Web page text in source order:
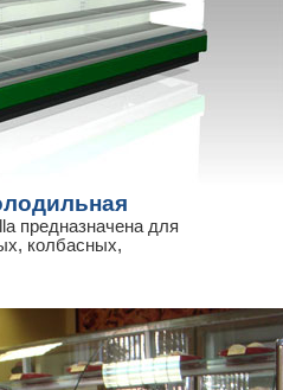
предназначена для
колбасных,